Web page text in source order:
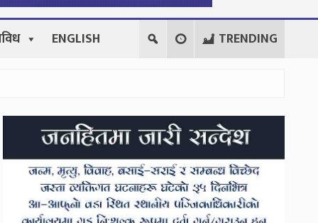
ENGLISH TRENDING
Secondary
Sidebar